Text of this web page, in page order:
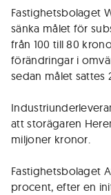
Fastighetsbolaget
sänka målet för
från 100 till 80
förändringar i
sedan målet sattes
att storägaren
miljoner kronor.
Fastighetsbolaget
procent, efter en